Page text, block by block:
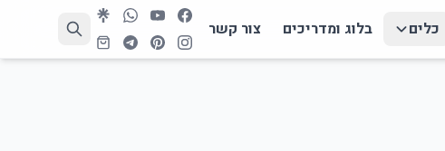
כלים בלוג ומדריכים צור קשר